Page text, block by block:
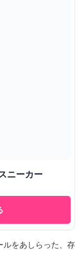
ニーカー
ルをあしらった、存